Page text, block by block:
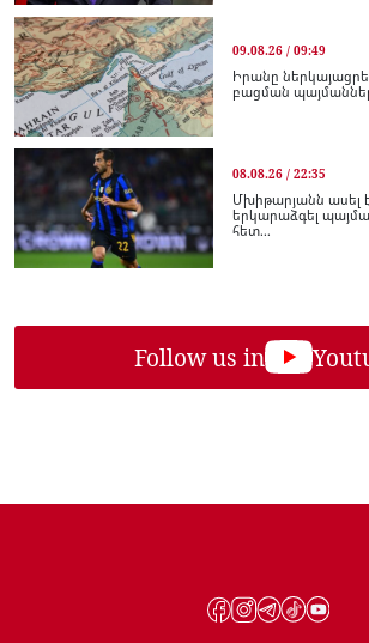
09.08.26 / 09:49
Իրանը
բացման
08.08.26 / 22:35
Մխիթարյանն ասել
երկարաձգել
հետ...
Follow us in